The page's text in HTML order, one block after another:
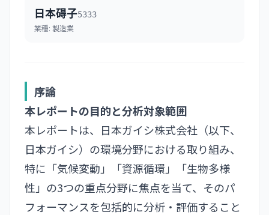
日本碍子5333
業種: 製造業
序論
本レポートの目的と分析対象範囲
本レポートは、日本ガイシ株式会社（以下、
日本ガイシ）の環境分野における取り組み、
特に「気候変動」「資源循環」「生物多様
性」の3つの重点分野に焦点を当て、そのパ
フォーマンスを包括的に分析・評価すること